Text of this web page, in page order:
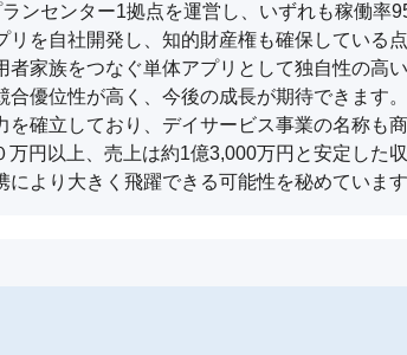
ンセンター1拠点を運営し、いずれも稼働率
を自社開発し、知的財産権も確保している点
者家族をつなぐ単体アプリとして独自性の高
優位性が高く、今後の成長が期待できます。
確立しており、デイサービス事業の名称も
万円以上、売上は約1億3,000万円と安定した
より大きく飛躍できる可能性を秘めています